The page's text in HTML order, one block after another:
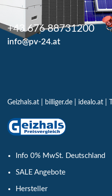
+43 676 88731200
info@pv-24.at
Geizhals.at billiger.de idealo.at
Info 0% MwSt. Deutschland
SALE Angebote
Hersteller